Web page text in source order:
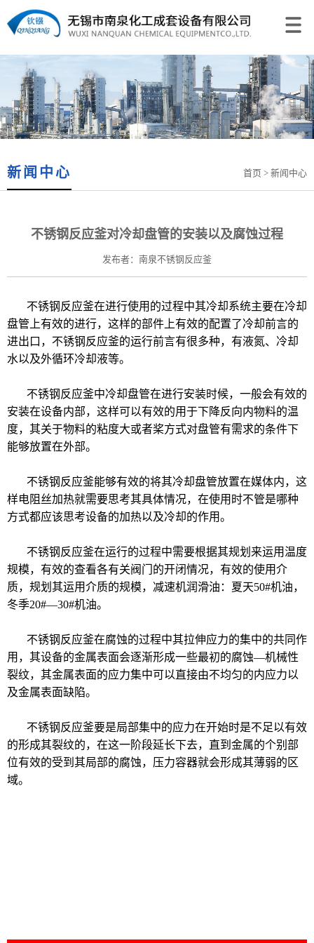
新闻中心 首页 > 新闻中心
不锈钢反应釜对冷却盘管的安装以及腐蚀过程
发布者：南泉不锈钢反应釜
不锈钢反应釜在进行使用的过程中其冷却系统主要在冷却
盘管上有效的进行，这样的部件上有效的配置了冷却前言的
进出口，不锈钢反应釜的运行前言有很多种，有液氮、冷却
水以及外循环冷却液等。
不锈钢反应釜中冷却盘管在进行安装时候，一般会有效的
安装在设备内部，这样可以有效的用于下降反向内物料的温
度，其关于物料的粘度大或者桨方式对盘管有需求的条件下
能够放置在外部。
不锈钢反应釜能够有效的将其冷却盘管放置在媒体内，这
样电阻丝加热就需要思考其具体情况，在使用时不管是哪种
方式都应该思考设备的加热以及冷却的作用。
不锈钢反应釜在运行的过程中需要根据其规划来运用温度
规模，有效的查看各有关阀门的开闭情况，有效的使用介
质，规划其运用介质的规模，减速机润滑油：夏天50#机油，
冬季20#—30#机油。
不锈钢反应釜在腐蚀的过程中其拉伸应力的集中的共同作
用，其设备的金属表面会逐渐形成一些最初的腐蚀—机械性
裂纹，其金属表面的应力集中可以直接由不均匀的内应力以
及金属表面缺陷。
不锈钢反应釜要是局部集中的应力在开始时是不足以有效
的形成其裂纹的，在这一阶段延长下去，直到金属的个别部
位有效的受到其局部的腐蚀，压力容器就会形成其薄弱的区
域。